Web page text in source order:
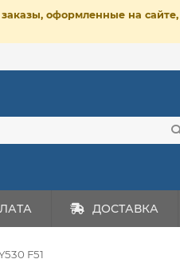
оформленные на
ДОСТАВКА
F51